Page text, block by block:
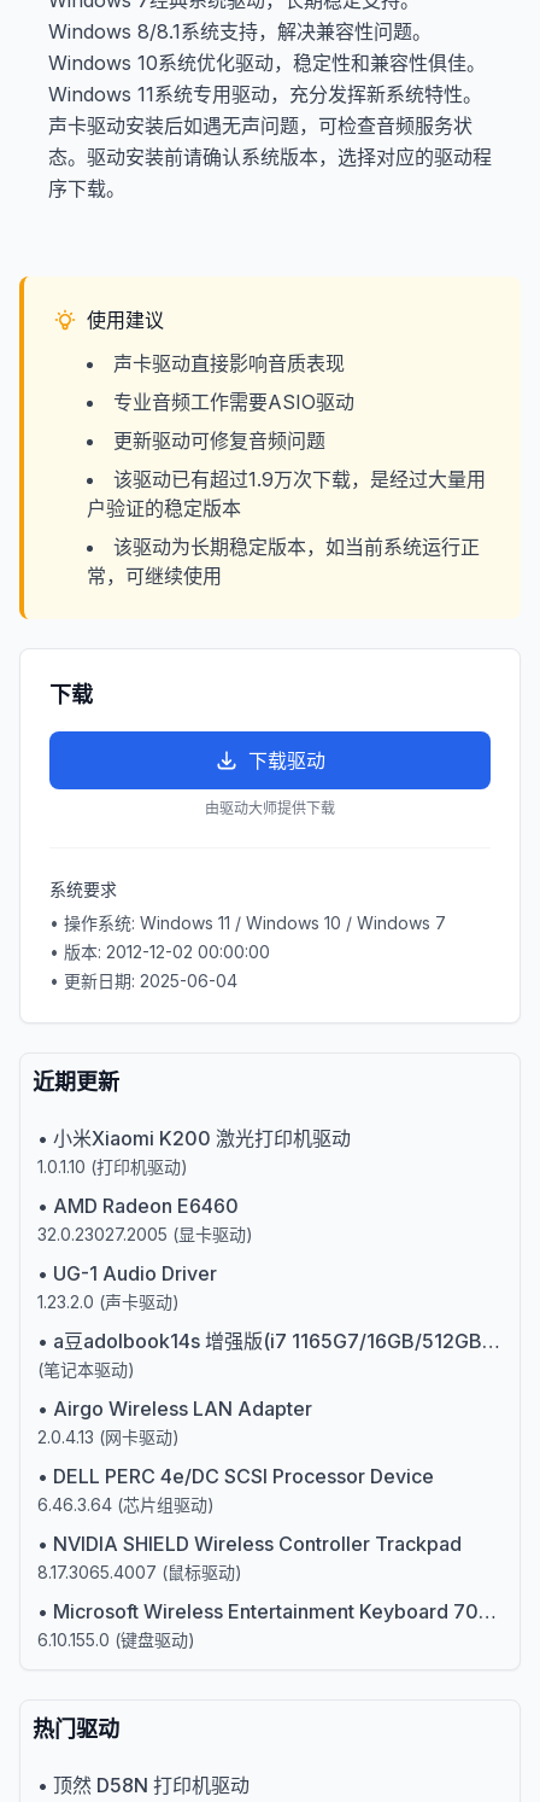
Windows 8/8.1系统支持，解决兼容性问题。
Windows 10系统优化驱动，稳定性和兼容性俱佳。
Windows 11系统专用驱动，充分发挥新系统特性。
声卡驱动安装后如遇无声问题，可检查音频服务状
态。驱动安装前请确认系统版本，选择对应的驱动程
序下载。
使用建议
声卡驱动直接影响音质表现
专业音频工作需要ASIO驱动
更新驱动可修复音频问题
该驱动已有超过1.9万次下载，是经过大量用
户验证的稳定版本
该驱动为长期稳定版本，如当前系统运行正
常，可继续使用
下载
下载驱动
由驱动大师提供下载
系统要求
• 操作系统: Windows 11 / Windows 10 / Windows 7
• 版本: 2012-12-02 00:00:00
• 更新日期: 2025-06-04
近期更新
• 小米Xiaomi K200 激光打印机驱动
1.0.1.10 (打印机驱动)
• AMD Radeon E6460
32.0.23027.2005 (显卡驱动)
• UG-1 Audio Driver
1.23.2.0 (声卡驱动)
• a豆adolbook14s 增强版(i7 1165G7/16GB/512GB/MX350/腾讯怪奇鹅版)第十一代英特尔酷睿i7
(笔记本驱动)
• Airgo Wireless LAN Adapter
2.0.4.13 (网卡驱动)
• DELL PERC 4e/DC SCSI Processor Device
6.46.3.64 (芯片组驱动)
• NVIDIA SHIELD Wireless Controller Trackpad
8.17.3065.4007 (鼠标驱动)
• Microsoft Wireless Entertainment Keyboard 7000 (106/109) (IntelliType Pro)
6.10.155.0 (键盘驱动)
热门驱动
• 顶然 D58N 打印机驱动